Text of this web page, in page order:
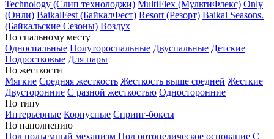
Technology (Слип технолоджи) MultiFlex (МультиФлекс) Only
(Онли) BaikalFest (БайкалФест) Resort (Резорт) Baikal Seasons.
(Байкальские Сезоны) Воздух
По спальному месту
Односпальные Полутороспальные Двуспальные Детские
Подростковые Для пары
По жесткости
Мягкие Средняя жесткость Жесткость выше средней Жесткие
Двусторонние С разной жесткостью Односторонние
По типу
Интерьерные Корпусные Спринг-боксы
По наполнению
Под подъемный механизм Под ортопедическое основание С